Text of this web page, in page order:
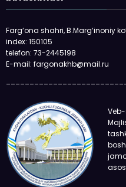
O‘zbekiston